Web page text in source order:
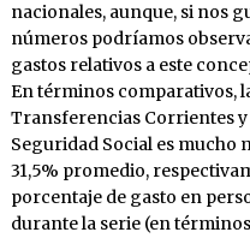
nacionales, aunque, si nos
números podríamos
gastos relativos a este
En términos comparativos,
Transferencias Corrientes y
Seguridad Social es mucho
31,5% promedio,
porcentaje de gasto en
durante la serie (en